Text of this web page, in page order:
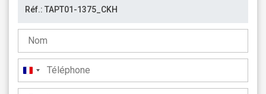
France
+33